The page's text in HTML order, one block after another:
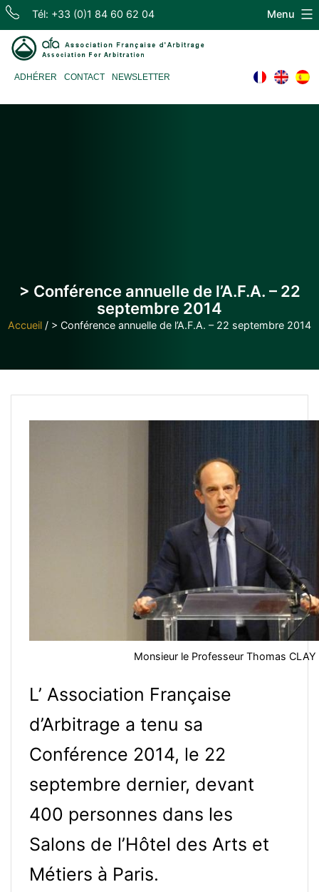
Skip
content
Tél: +33 (0)1 84 60 62 04
d'Arbitrage
ADHÉRER CONTACT NEWSLETTER
Menu
> Conférence annuelle de l’A.F.A. – 22
septembre 2014
Accueil / > Conférence annuelle de l’A.F.A. – 22 septembre 2014
Monsieur le Professeur Thomas CLAY
L’ Association Française
d’Arbitrage a tenu sa
Conférence 2014, le 22
septembre dernier, devant
400 personnes dans les
Salons de l’Hôtel des Arts et
Métiers à Paris.